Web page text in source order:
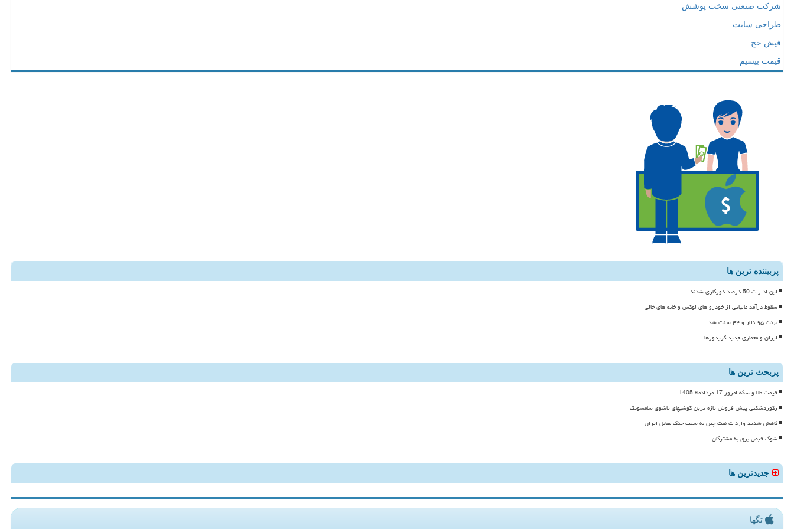
شرکت صنعتی سخت پوشش
طراحی سایت
فیش حج
قیمت بیسیم
پربیننده ترین ها
این ادارات 50 درصد دورکاری شدند
سقوط درآمد مالیاتی از خودرو های لوکس و خانه های خالی
برنت ۹۵ دلار و ۴۴ سنت شد
ایران و معماری جدید کریدورها
پربحث ترین ها
قیمت طلا و سکه امروز 17 مردادماه 1405
رکوردشکنی پیش فروش تازه ترین گوشیهای تاشوی سامسونگ
کاهش شدید واردات نفت چین به سبب جنگ مقابل ایران
شوک قبض برق به مشترکان
جدیدترین ها
تگها